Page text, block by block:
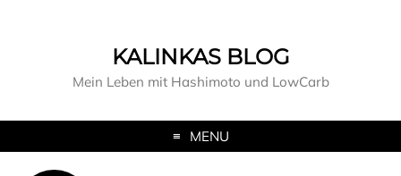
KALINKAS BLOG
Mein Leben mit Hashimoto und LowCarb
MENU